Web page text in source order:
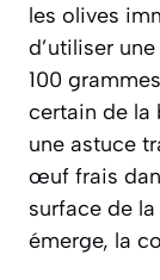
les olives
d’utiliser
100
certain de la
une astuce
œuf frais
surface de
émerge, la